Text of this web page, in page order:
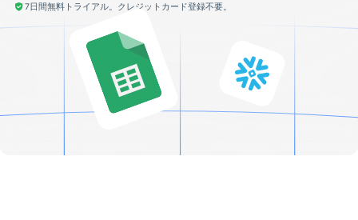
7日間無料トライアル。クレジットカード登録不要。